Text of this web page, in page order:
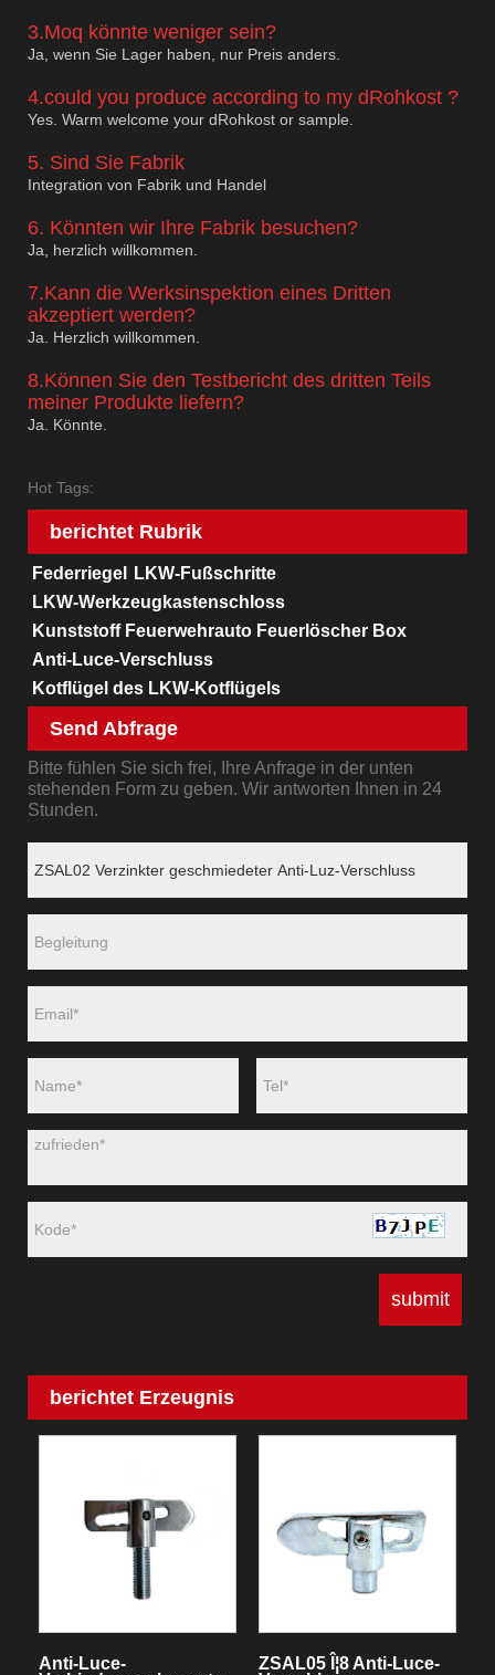
3.Moq könnte weniger sein?
Ja, wenn Sie Lager haben, nur Preis anders.
4.could you produce according to my dRohkost ?
Yes. Warm welcome your dRohkost or sample.
5. Sind Sie Fabrik
Integration von Fabrik und Handel
6. Könnten wir Ihre Fabrik besuchen?
Ja, herzlich willkommen.
7.Kann die Werksinspektion eines Dritten
akzeptiert werden?
Ja. Herzlich willkommen.
8.Können Sie den Testbericht des dritten Teils
meiner Produkte liefern?
Ja. Könnte.
Hot Tags:
berichtet Rubrik
Federriegel
LKW-Fußschritte
LKW-Werkzeugkastenschloss
Kunststoff Feuerwehrauto Feuerlöscher Box
Anti-Luce-Verschluss
Kotflügel des LKW-Kotflügels
Send Abfrage
Bitte fühlen Sie sich frei, Ihre Anfrage in der unten
stehenden Form zu geben. Wir antworten Ihnen in 24
Stunden.
berichtet Erzeugnis
Anti-Luce-
ZSAL05 Î¦8 Anti-Luce-